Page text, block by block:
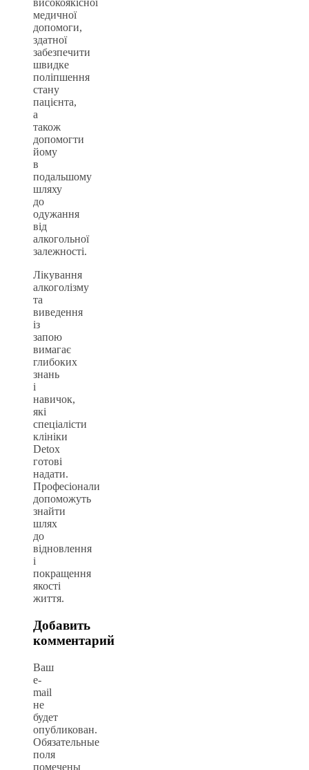
високоякісної
медичної
допомоги,
здатної
забезпечити
швидке
поліпшення
стану
пацієнта,
а
також
допомогти
йому
в
подальшому
шляху
до
одужання
від
алкогольної
залежності.
Лікування
алкоголізму
та
виведення
із
запою
вимагає
глибоких
знань
і
навичок,
які
спеціалісти
клініки
Detox
готові
надати.
Професіонали
допоможуть
знайти
шлях
до
відновлення
і
покращення
якості
життя.
Добавить
комментарий
Ваш
e-
mail
не
будет
опубликован.
Обязательные
поля
помечены